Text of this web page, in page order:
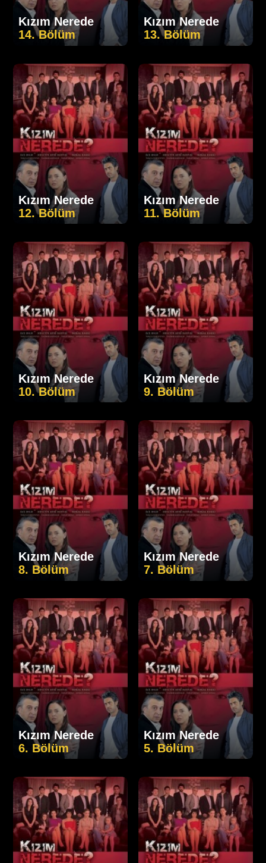
Kızım Nerede
14. Bölüm
Kızım Nerede
13. Bölüm
Kızım Nerede
12. Bölüm
Kızım Nerede
11. Bölüm
Kızım Nerede
10. Bölüm
Kızım Nerede
9. Bölüm
Kızım Nerede
8. Bölüm
Kızım Nerede
7. Bölüm
Kızım Nerede
6. Bölüm
Kızım Nerede
5. Bölüm